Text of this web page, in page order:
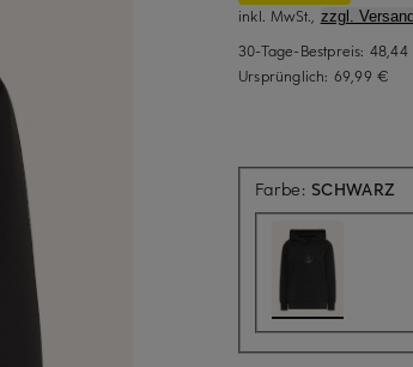
inkl. MwSt., zzgl.
30-Tage-Bestpreis:
Ursprünglich: 69,99 €
Farbe: SCHWARZ